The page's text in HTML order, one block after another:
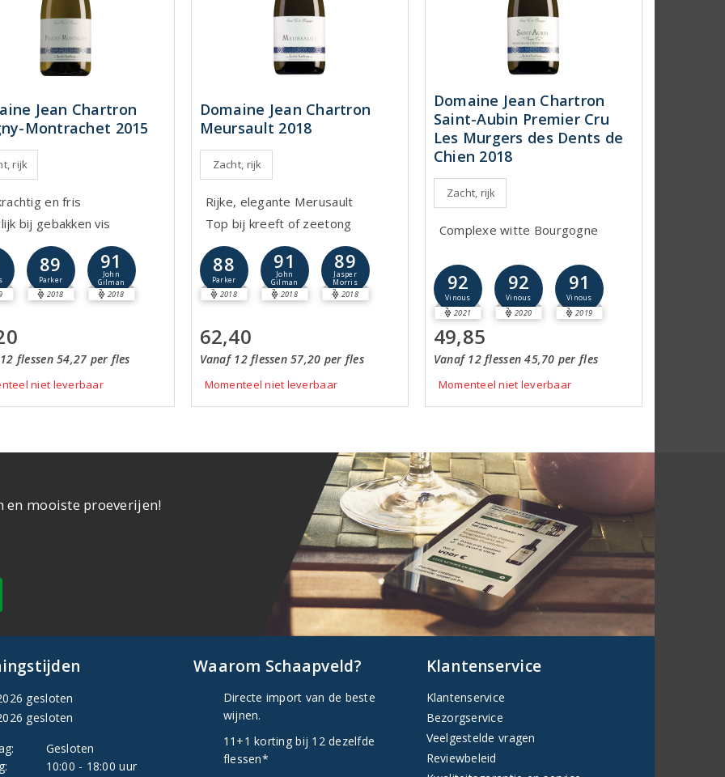
Jean Chartron
Montrachet 2015
rijk
en fris
bij gebakken vis
89
Parker
2018
91
John
Gilman
2018
flessen 54,27 per fles
niet leverbaar
Domaine Jean Chartron
Meursault 2018
Zacht, rijk
Rijke, elegante Merusault
Top bij kreeft of zeetong
88
Parker
2018
91
John
Gilman
2018
89
Jasper
Morris
2018
62,40
Vanaf 12 flessen 57,20 per fles
Momenteel niet leverbaar
Domaine Jean Chartron
Saint-Aubin Premier Cru
Les Murgers des Dents de
Chien 2018
Zacht, rijk
Complexe witte Bourgogne
92
Vinous
2021
92
Vinous
2020
91
Vinous
2019
49,85
Vanaf 12 flessen 45,70 per fles
Momenteel niet leverbaar
en mooiste proeverijen!
gesloten
gesloten
Gesloten
10:00 - 18:00 uur
Waarom Schaapveld?
Directe import van de beste
wijnen.
11+1 korting bij 12 dezelfde
flessen*
Klantenservice
Klantenservice
Bezorgservice
Veelgestelde vragen
Reviewbeleid